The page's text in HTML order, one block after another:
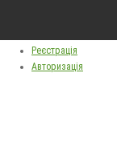
Реєстрація
Авторизація